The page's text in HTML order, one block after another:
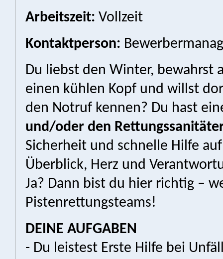
Arbeitszeit: Vollzeit
Kontaktperson:
Du liebst den Winter, bewahrst
einen kühlen Kopf und willst
den Notruf kennen? Du hast
und/oder den
Sicherheit und schnelle Hilfe
Überblick, Herz und
Ja? Dann bist du hier richtig –
Pistenrettungsteams!
DEINE AUFGABEN
- Du leistest Erste Hilfe bei